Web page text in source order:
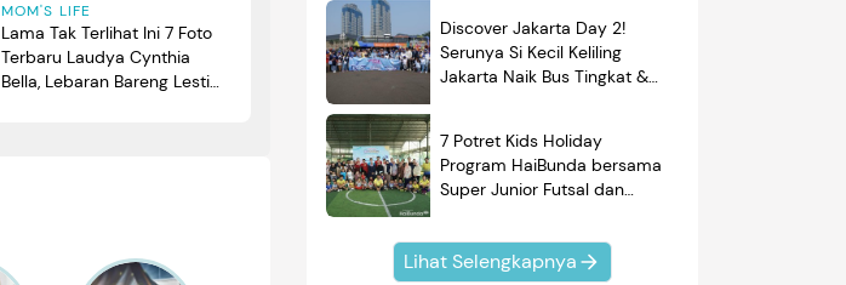
MOM'S LIFE
Lama Tak Terlihat Ini 7 Foto
Terbaru Laudya Cynthia
Bella, Lebaran Bareng Lesti
Discover Jakarta Day 2!
Serunya Si Kecil Keliling
Jakarta Naik Bus Tingkat &
7 Potret Kids Holiday
Program HaiBunda bersama
Super Junior Futsal dan
Kompak Banget!
Lihat Selengkapnya